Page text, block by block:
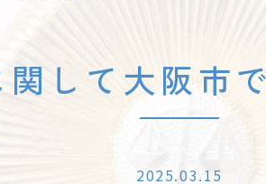
して大阪市
2025.03.15